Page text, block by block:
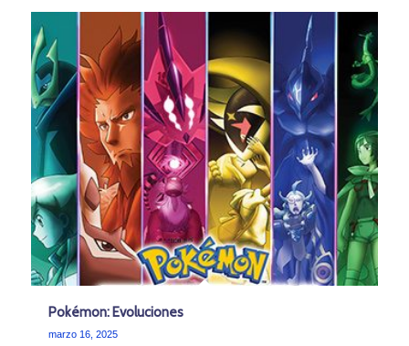
Pokémon: Evoluciones
marzo 16, 2025